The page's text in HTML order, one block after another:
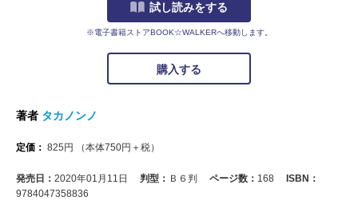
試し読みをする
※電子書籍ストアBOOK☆WALKERへ移動します。
購入する
著者 タカノンノ
定価： 825 円 （本体750円＋税）
発売日： 2020年01月11日 判型： Ｂ６判 ページ数： 168
ISBN：
9784047358836